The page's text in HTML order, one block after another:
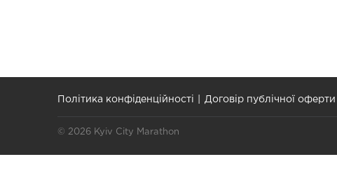
Політика конфіденційності Договір публічної оферти
© 2026 Kyiv City Marathon